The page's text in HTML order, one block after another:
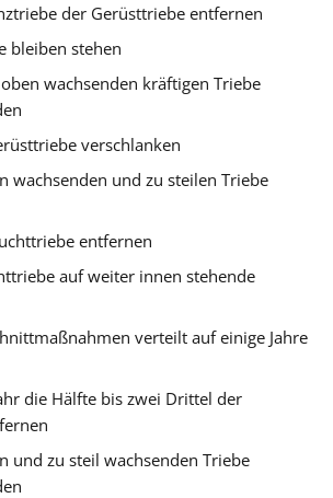
der Gerüsttriebe entfernen
bleiben stehen
wachsenden kräftigen Triebe
verschlanken
wachsenden und zu steilen Triebe
entfernen
auf weiter innen stehende
verteilt auf einige Jahre
die Hälfte bis zwei Drittel der
und zu steil wachsenden Triebe